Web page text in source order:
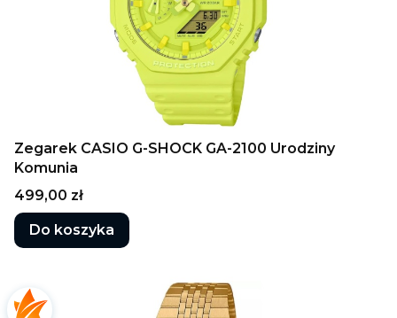
Zegarek CASIO G-SHOCK GA-2100 Urodziny
Komunia
Cena
499,00 zł
Do koszyka